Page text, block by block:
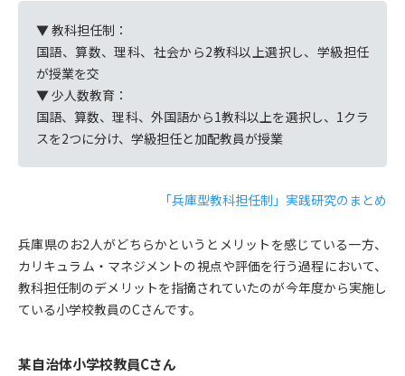
▼ 教科担任制：
国語、算数、理科、社会から2教科以上選択し、学級担任
が授業を交
▼ 少人数教育：
国語、算数、理科、外国語から1教科以上を選択し、1クラ
スを2つに分け、学級担任と加配教員が授業
「兵庫型教科担任制」実践研究のまとめ
兵庫県のお2人がどちらかというとメリットを感じている一方、
カリキュラム・マネジメントの視点や評価を行う過程において、
教科担任制のデメリットを指摘されていたのが今年度から実施し
ている小学校教員のCさんです。
某自治体小学校教員Cさん